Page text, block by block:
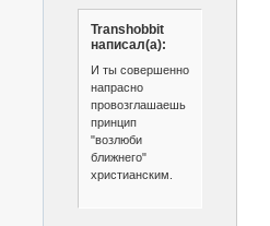
Transhobbit
написал(а):
И ты совершенно
напрасно
провозглашаешь
принцип
"возлюби
ближнего"
христианским.